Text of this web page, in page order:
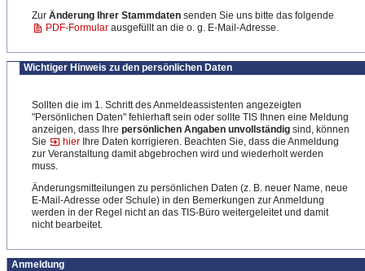
Zur Änderung Ihrer Stammdaten senden Sie uns bitte das folgende
PDF-Formular ausgefüllt an die o. g. E-Mail-Adresse.
Wichtiger Hinweis zu den persönlichen Daten
Sollten die im 1. Schritt des Anmeldeassistenten angezeigten
"Persönlichen Daten" fehlerhaft sein oder sollte TIS Ihnen eine Meldung
anzeigen, dass Ihre persönlichen Angaben unvollständig sind, können
Sie
hier Ihre Daten korrigieren. Beachten Sie, dass die Anmeldung
zur Veranstaltung damit abgebrochen wird und wiederholt werden
muss.
Änderungsmitteilungen zu persönlichen Daten (z. B. neuer Name, neue
E-Mail-Adresse oder Schule) in den Bemerkungen zur Anmeldung
werden in der Regel nicht an das TIS-Büro weitergeleitet und damit
nicht bearbeitet.
Anmeldung